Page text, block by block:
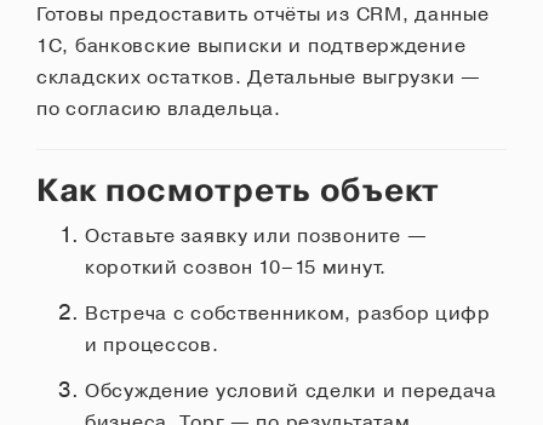
Готовы предоставить отчёты из CRM, данные
1С, банковские выписки и подтверждение
складских остатков. Детальные выгрузки —
по согласию владельца.
Как посмотреть объект
Оставьте заявку или позвоните —
короткий созвон 10–15 минут.
Встреча с собственником, разбор цифр
и процессов.
Обсуждение условий сделки и передача